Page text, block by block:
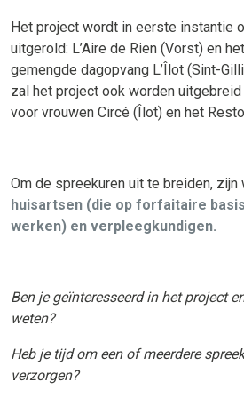
Het project wordt in eerste instantie
uitgerold: L’Aire de Rien (Vorst) en
gemengde dagopvang L’Îlot (Sint-
zal het project ook worden uitgebreid
voor vrouwen Circé (Îlot) en het
Om de spreekuren uit te breiden, zijn
huisartsen (die op forfaitaire
werken) en verpleegkundigen.
Ben je geïnteresseerd in het project
weten?
Heb je tijd om een of meerdere
verzorgen?